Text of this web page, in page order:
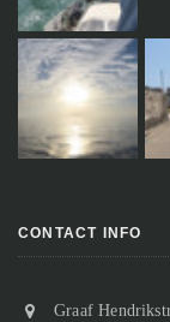
CONTACT INFO
Graaf